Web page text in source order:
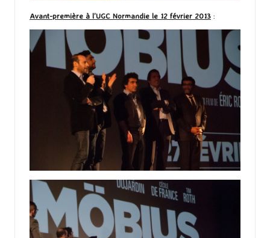
Avant-première à l’UGC Normandie le 12 février 2013 :